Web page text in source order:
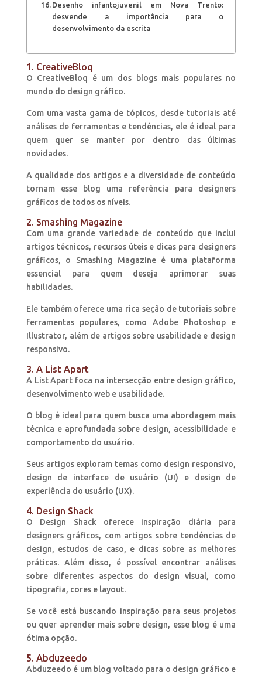
Desenho infantojuvenil em Nova Trento:
desvende a importância para o
desenvolvimento da escrita
1. CreativeBloq
O CreativeBloq é um dos blogs mais populares no
mundo do design gráfico.
Com uma vasta gama de tópicos, desde tutoriais até
análises de ferramentas e tendências, ele é ideal para
quem quer se manter por dentro das últimas
novidades.
A qualidade dos artigos e a diversidade de conteúdo
tornam esse blog uma referência para designers
gráficos de todos os níveis.
2. Smashing Magazine
Com uma grande variedade de conteúdo que inclui
artigos técnicos, recursos úteis e dicas para designers
gráficos, o Smashing Magazine é uma plataforma
essencial para quem deseja aprimorar suas
habilidades.
Ele também oferece uma rica seção de tutoriais sobre
ferramentas populares, como Adobe Photoshop e
Illustrator, além de artigos sobre usabilidade e design
responsivo.
3. A List Apart
A List Apart foca na intersecção entre design gráfico,
desenvolvimento web e usabilidade.
O blog é ideal para quem busca uma abordagem mais
técnica e aprofundada sobre design, acessibilidade e
comportamento do usuário.
Seus artigos exploram temas como design responsivo,
design de interface de usuário (UI) e design de
experiência do usuário (UX).
4. Design Shack
O Design Shack oferece inspiração diária para
designers gráficos, com artigos sobre tendências de
design, estudos de caso, e dicas sobre as melhores
práticas. Além disso, é possível encontrar análises
sobre diferentes aspectos do design visual, como
tipografia, cores e layout.
Se você está buscando inspiração para seus projetos
ou quer aprender mais sobre design, esse blog é uma
ótima opção.
5. Abduzeedo
Abduzeedo é um blog voltado para o design gráfico e